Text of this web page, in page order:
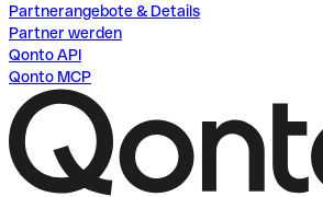
Partnerangebote & Details
Partner werden
Qonto API
Qonto MCP